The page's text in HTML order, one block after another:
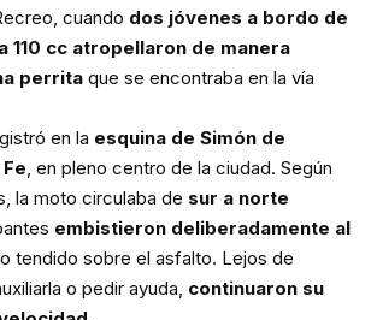
cuando dos jóvenes a bordo de
110 cc atropellaron de manera
perrita que se encontraba en la vía
en la esquina de Simón de
, en pleno centro de la ciudad. Según
la moto circulaba de sur a norte
embistieron deliberadamente al
tendido sobre el asfalto. Lejos de
o pedir ayuda, continuaron su